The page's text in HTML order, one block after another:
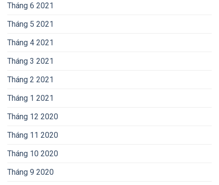
Tháng 6 2021
Tháng 5 2021
Tháng 4 2021
Tháng 3 2021
Tháng 2 2021
Tháng 1 2021
Tháng 12 2020
Tháng 11 2020
Tháng 10 2020
Tháng 9 2020